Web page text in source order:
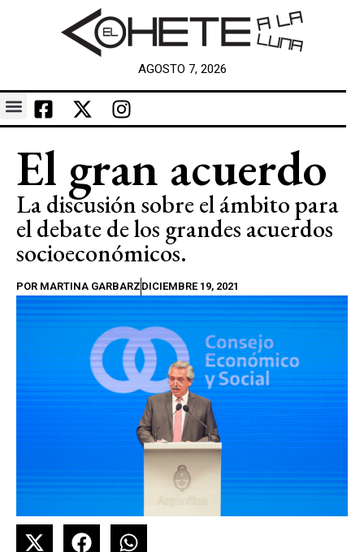
AGOSTO 7, 2026
El gran acuerdo
La discusión sobre el ámbito para
el debate de los grandes acuerdos
socioeconómicos.
POR MARTINA GARBARZ DICIEMBRE 19, 2021